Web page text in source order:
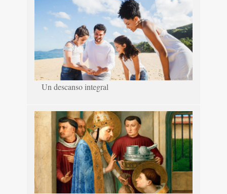
Un descanso integral